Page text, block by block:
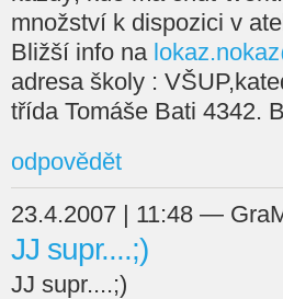
množství k dispozici v
Bližší info na
adresa školy :
třída Tomáše Bati 4342.
odpovědět
23.4.2007 | 11:48 —
JJ supr....;)
JJ supr....;)